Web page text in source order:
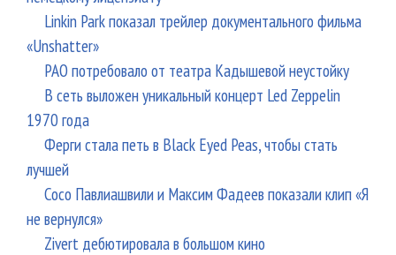
Linkin Park показал трейлер документального фильма
«Unshatter»
РАО потребовало от театра Кадышевой неустойку
В сеть выложен уникальный концерт Led Zeppelin
1970 года
Ферги стала петь в Black Eyed Peas, чтобы стать
лучшей
Сосо Павлиашвили и Максим Фадеев показали клип «Я
не вернулся»
Zivert дебютировала в большом кино